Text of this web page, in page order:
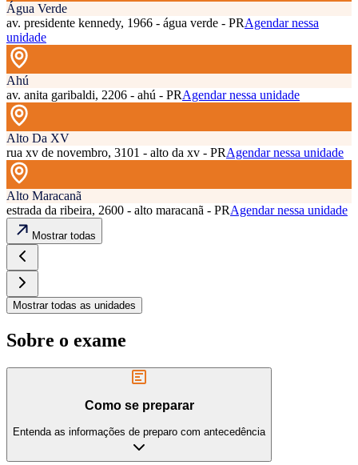
Água Verde
av. presidente kennedy, 1966 - água verde - PRAgendar nessa
unidade
Ahú
av. anita garibaldi, 2206 - ahú - PRAgendar nessa unidade
Alto Da XV
rua xv de novembro, 3101 - alto da xv - PRAgendar nessa unidade
Alto Maracanã
estrada da ribeira, 2600 - alto maracanã - PRAgendar nessa unidade
Mostrar todas
Mostrar todas as unidades
Sobre o exame
Como se preparar
Entenda as informações de preparo com antecedência